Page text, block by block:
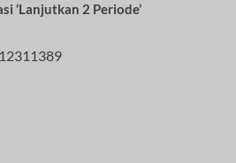
‘Lanjutkan 2 Periode’